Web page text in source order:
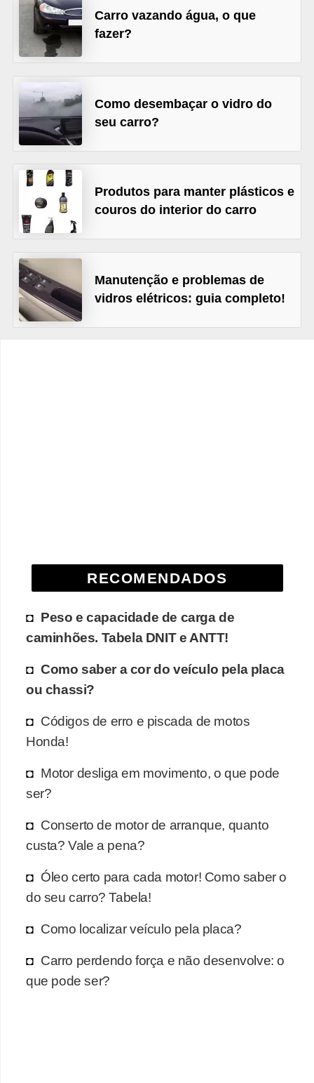
Carro vazando água, o que
fazer?
Como desembaçar o vidro do
seu carro?
Produtos para manter plásticos e
couros do interior do carro
Manutenção e problemas de
vidros elétricos: guia completo!
RECOMENDADOS
Peso e capacidade de carga de
caminhões. Tabela DNIT e ANTT!
Como saber a cor do veículo pela placa
ou chassi?
Códigos de erro e piscada de motos
Honda!
Motor desliga em movimento, o que pode
ser?
Conserto de motor de arranque, quanto
custa? Vale a pena?
Óleo certo para cada motor! Como saber o
do seu carro? Tabela!
Como localizar veículo pela placa?
Carro perdendo força e não desenvolve: o
que pode ser?
o
s
B
c
i
c
l
e
a
C
a
m
a
d
C
o
m
r
a
r
c
r
r
o
D
i
i
o